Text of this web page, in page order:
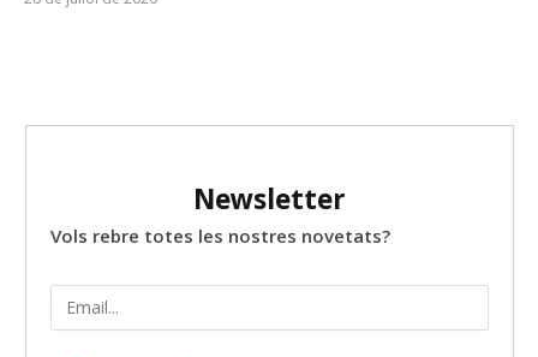
Newsletter
Vols rebre totes les nostres novetats?